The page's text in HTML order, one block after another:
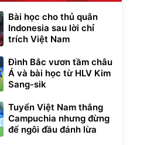
Bài học cho thủ quân
Indonesia sau lời chỉ
trích Việt Nam
Đình Bắc vươn tầm châu
Á và bài học từ HLV Kim
Sang-sik
Tuyển Việt Nam thắng
Campuchia nhưng đừng
để ngôi đầu đánh lừa